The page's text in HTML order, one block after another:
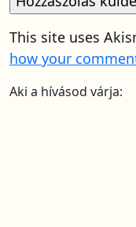
This site uses
how your
Aki a hívásod várja: